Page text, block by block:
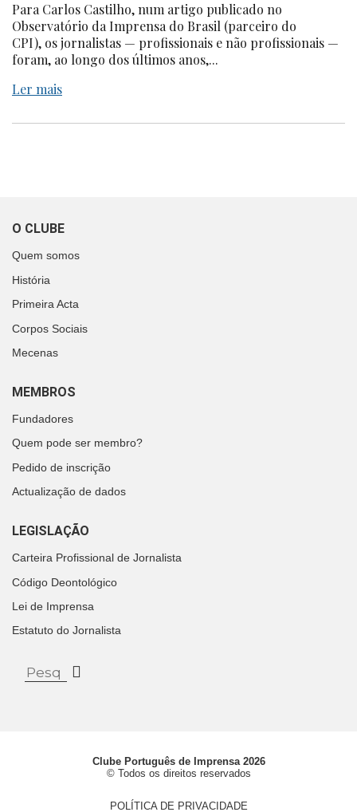
Para Carlos Castilho, num artigo publicado no
Observatório da Imprensa do Brasil (parceiro do
CPI), os jornalistas — profissionais e não profissionais —
foram, ao longo dos últimos anos,...
Ler mais
O CLUBE
Quem somos
História
Primeira Acta
Corpos Sociais
Mecenas
MEMBROS
Fundadores
Quem pode ser membro?
Pedido de inscrição
Actualização de dados
LEGISLAÇÃO
Carteira Profissional de Jornalista
Código Deontológico
Lei de Imprensa
Estatuto do Jornalista
Clube Português de Imprensa 2026
© Todos os direitos reservados
POLÍTICA DE PRIVACIDADE